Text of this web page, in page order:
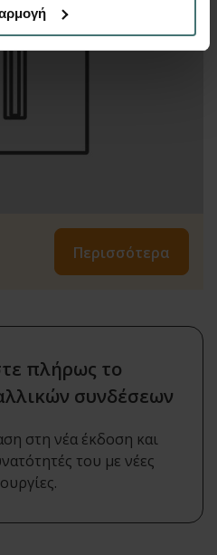
Περισσότερα
πλήρως το
συνδέσεων
στη νέα έκδοση και
του με νέες